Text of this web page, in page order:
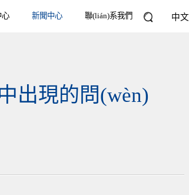
中文
心 新聞中心 聯(lián)系我們
出現的問(wèn)